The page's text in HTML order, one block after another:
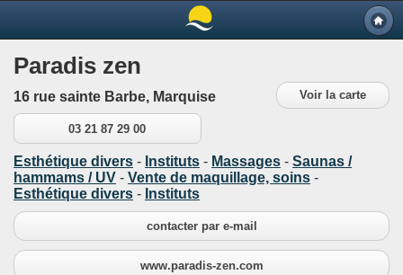
Paradis zen
Voir la carte
16 rue sainte Barbe, Marquise
03 21 87 29 00
Esthétique divers - Instituts - Massages - Saunas /
hammams / UV - Vente de maquillage, soins -
Esthétique divers - Instituts
contacter par e-mail
www.paradis-zen.com